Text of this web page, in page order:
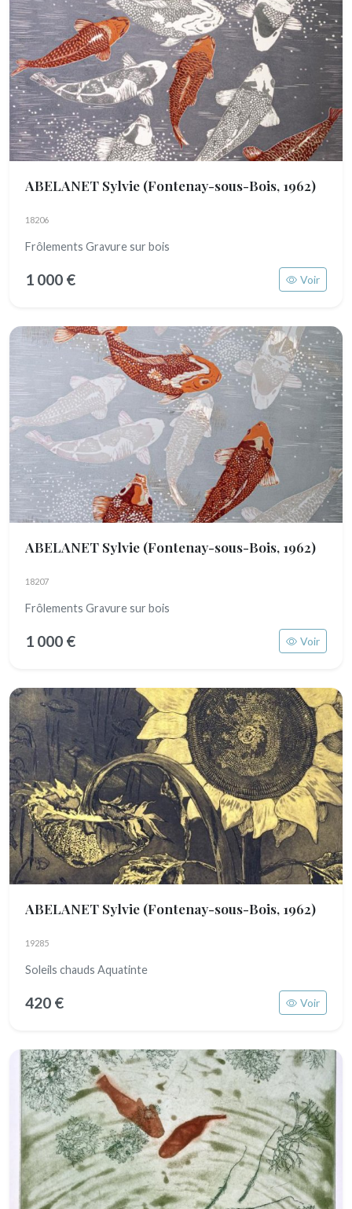
ABELANET Sylvie (Fontenay-sous-Bois, 1962)
18206
Frôlements Gravure sur bois
1 000 € Voir
ABELANET Sylvie (Fontenay-sous-Bois, 1962)
18207
Frôlements Gravure sur bois
1 000 € Voir
ABELANET Sylvie (Fontenay-sous-Bois, 1962)
19285
Soleils chauds Aquatinte
420 € Voir